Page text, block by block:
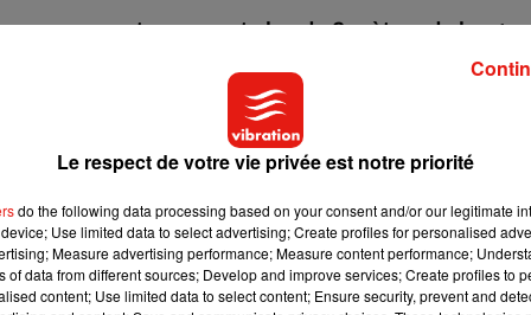
serpent mesurant plus de 2 mètres de long.
adolescents sont partis se rafraîchir dans le petit cours
comme étant interdit à la baignade, mais visiblement
arrivée sur place, la petite bande a aperçu une masse
et ont découvert la dépouille d’un énorme serpent.
sorti le reptile de l’eaupour le placer sur le rivage (photo
qui passaient par hasard dans le coin, ont lancé
Le respect de votre vie privée est notre priorité
do the following data processing based on your consent and/or our legitimate
Use limited data to select advertising; Create profiles for personalised
Measure advertising performance; Measure content performance;
of data from different sources; Develop and improve services; Create profiles to
content; Use limited data to select content; Ensure security, prevent and